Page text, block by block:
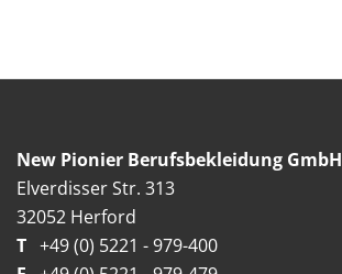
New Pionier Berufsbekleidung GmbH
Elverdisser Str. 313
32052 Herford
T +49 (0) 5221 - 979-400